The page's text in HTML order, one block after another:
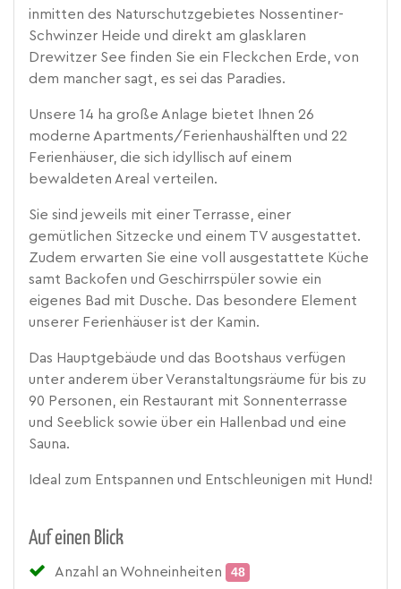
inmitten des Naturschutzgebietes Nossentiner-
Schwinzer Heide und direkt am glasklaren
Drewitzer See finden Sie ein Fleckchen Erde, von
dem mancher sagt, es sei das Paradies.
Unsere 14 ha große Anlage bietet Ihnen 26
moderne Apartments/Ferienhaushälften und 22
Ferienhäuser, die sich idyllisch auf einem
bewaldeten Areal verteilen.
Sie sind jeweils mit einer Terrasse, einer
gemütlichen Sitzecke und einem TV ausgestattet.
Zudem erwarten Sie eine voll ausgestattete Küche
samt Backofen und Geschirrspüler sowie ein
eigenes Bad mit Dusche. Das besondere Element
unserer Ferienhäuser ist der Kamin.
Das Hauptgebäude und das Bootshaus verfügen
unter anderem über Veranstaltungsräume für bis zu
90 Personen, ein Restaurant mit Sonnenterrasse
und Seeblick sowie über ein Hallenbad und eine
Sauna.
Ideal zum Entspannen und Entschleunigen mit Hund!
Auf einen Blick
Anzahl an Wohneinheiten
48